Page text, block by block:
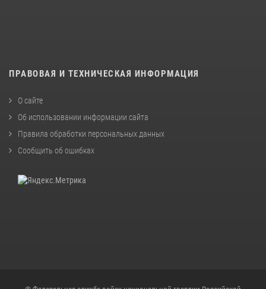
ПРАВОВАЯ И ТЕХНИЧЕСКАЯ ИНФОРМАЦИЯ
О сайте
Об использовании информации сайта
Правила обработки персональных данных
Сообщить об ошибках